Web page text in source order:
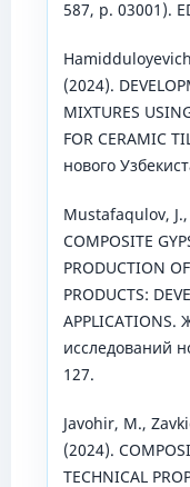
587, p. 03001).
(2024).
MIXTURES
FOR CERAMIC
нового
Mustafaqulov,
COMPOSITE
PRODUCTION
PRODUCTS:
APPLICATIONS.
исследований
127.
Javohir, M.,
(2024).
TECHNICAL